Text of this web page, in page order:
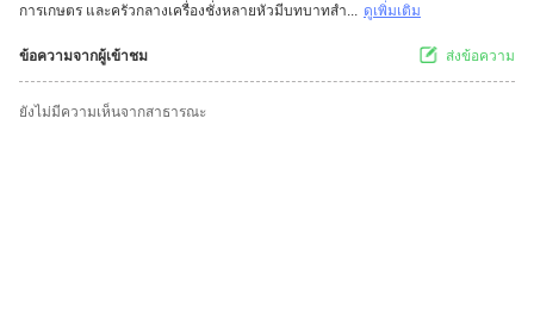
การเกษตร และครัวกลางเครื่องชั่งหลายหัวมีบทบาทสํา... ดูเพิ่มเติม
ข้อความจากผู้เข้าชม ส่งข้อความ
ยังไม่มีความเห็นจากสาธารณะ